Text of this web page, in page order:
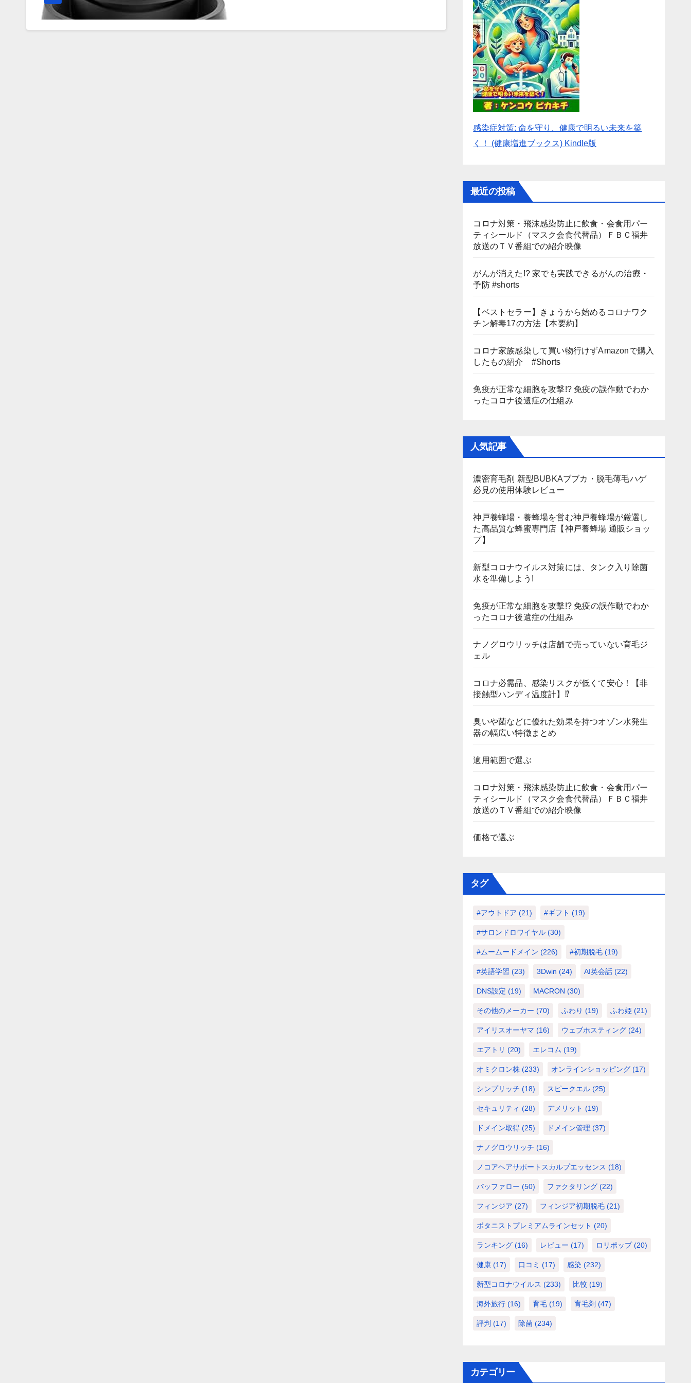
感染症対策: 命を守り、健康で明るい未来を築
く！ (健康増進ブックス) Kindle版
最近の投稿
コロナ対策・飛沫感染防止に飲食・会食用パー
ティシールド（マスク会食代替品）ＦＢＣ福井
放送のＴＶ番組での紹介映像
がんが消えた!? 家でも実践できるがんの治療・
予防 #shorts
【ベストセラー】きょうから始めるコロナワク
チン解毒17の方法【本要約】
コロナ家族感染して買い物行けずAmazonで購入
したもの紹介 #Shorts
免疫が正常な細胞を攻撃!? 免疫の誤作動でわか
ったコロナ後遺症の仕組み
人気記事
濃密育毛剤 新型BUBKAブブカ・脱毛薄毛ハゲ
必見の使用体験レビュー
神戸養蜂場・養蜂場を営む神戸養蜂場が厳選し
た高品質な蜂蜜専門店【神戸養蜂場 通販ショッ
プ】
新型コロナウイルス対策には、タンク入り除菌
水を準備しよう!
免疫が正常な細胞を攻撃!? 免疫の誤作動でわか
ったコロナ後遺症の仕組み
ナノグロウリッチは店舗で売っていない育毛ジ
ェル
コロナ必需品、感染リスクが低くて安心！【非
接触型ハンディ温度計】⁉
臭いや菌などに優れた効果を持つオゾン水発生
器の幅広い特徴まとめ
適用範囲で選ぶ
コロナ対策・飛沫感染防止に飲食・会食用パー
ティシールド（マスク会食代替品）ＦＢＣ福井
放送のＴＶ番組での紹介映像
価格で選ぶ
タグ
#アウトドア (21) #ギフト (19)
#サロンドロワイヤル (30)
#ムームードメイン (226) #初期脱毛 (19)
#英語学習 (23) 3Dwin (24) AI英会話 (22)
DNS設定 (19) MACRON (30)
その他のメーカー (70) ふわり (19) ふわ姫 (21)
アイリスオーヤマ (16) ウェブホスティング (24)
エアトリ (20) エレコム (19)
オミクロン株 (233) オンラインショッピング (17)
シンプリッチ (18) スピークエル (25)
セキュリティ (28) デメリット (19)
ドメイン取得 (25) ドメイン管理 (37)
ナノグロウリッチ (16)
ノコアヘアサポートスカルプエッセンス (18)
バッファロー (50) ファクタリング (22)
フィンジア (27) フィンジア初期脱毛 (21)
ボタニストプレミアムラインセット (20)
ランキング (16) レビュー (17) ロリポップ(20)
健康 (17) 口コミ (17) 感染 (232)
新型コロナウイルス (233) 比較 (19)
海外旅行 (16) 育毛 (19) 育毛剤 (47)
評判 (17) 除菌 (234)
カテゴリー